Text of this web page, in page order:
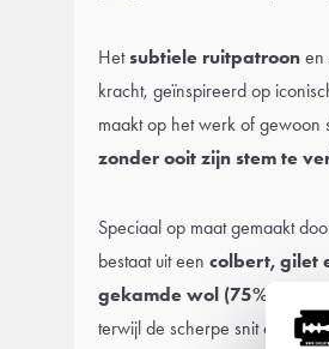
Hetsubtiele ruitpatroon en
kracht, geïnspireerd op
maakt op het werk of gewoon
zonder ooit zijn stem te
Speciaal op maat gemaakt
bestaat uit een colbert, gilet
gekamde wol (75%)
terwijl de scherpe snit en